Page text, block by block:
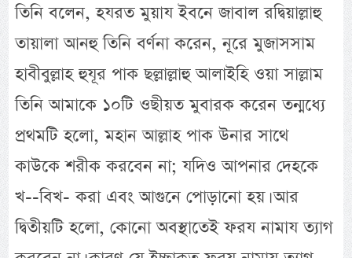
তিনি বলেন, হযরত মুয়ায ইবনে জাবাল রদ্বিয়াল্লাহু
তায়ালা আনহু তিনি বর্ণনা করেন, নূরে মুজাসসাম
হাবীবুল্লাহ হুযূর পাক ছল্লাল্লাহু আলাইহি ওয়া সাল্লাম
তিনি আমাকে ১০টি ওছীয়ত মুবারক করেন তন্মধ্যে
প্রথমটি হলো, মহান আল্লাহ পাক উনার সাথে
কাউকে শরীক করবেন না; যদিও আপনার দেহকে
খ--বিখ- করা এবং আগুনে পোড়ানো হয়। আর
দ্বিতীয়টি হলো, কোনো অবস্থাতেই ফরয নামায ত্যাগ